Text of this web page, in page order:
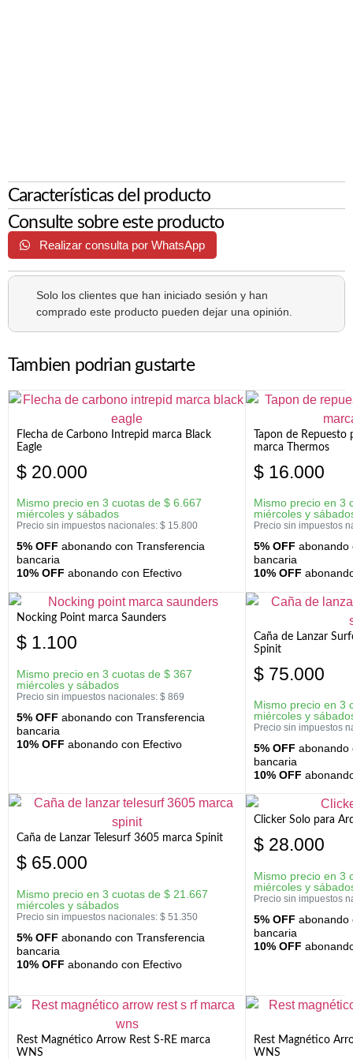
Características del producto
Consulte sobre este producto
Realizar consulta por WhatsApp
Solo los clientes que han iniciado sesión y han
comprado este producto pueden dejar una opinión.
Tambien podrian gustarte
Flecha de Carbono Intrepid marca Black
Eagle
$ 20.000
Mismo precio en 3 cuotas de $ 6.667
miércoles y sábados
Precio sin impuestos nacionales: $ 15.800
5% OFF abonando con Transferencia
bancaria
10% OFF abonando con Efectivo
Tapon de Repuesto
marca Thermos
$ 16.000
Mismo precio en 3
miércoles y
Precio sin impuestos
5% OFF abonando
bancaria
10% OFF
Nocking Point marca Saunders
$ 1.100
Mismo precio en 3 cuotas de $ 367
miércoles y sábados
Precio sin impuestos nacionales: $ 869
5% OFF abonando con Transferencia
bancaria
10% OFF abonando con Efectivo
Caña de Lanzar
Spinit
$ 75.000
Mismo precio en 3
miércoles y
Precio sin impuestos
5% OFF abonando
bancaria
10% OFF
Caña de Lanzar Telesurf 3605 marca Spinit
$ 65.000
Mismo precio en 3 cuotas de $ 21.667
miércoles y sábados
Precio sin impuestos nacionales: $ 51.350
5% OFF abonando con Transferencia
bancaria
10% OFF abonando con Efectivo
Clicker Solo para
$ 28.000
Mismo precio en 3
miércoles y
Precio sin impuestos
5% OFF abonando
bancaria
10% OFF
Rest Magnético Arrow Rest S-RE marca
WNS
Rest Magnético
WNS